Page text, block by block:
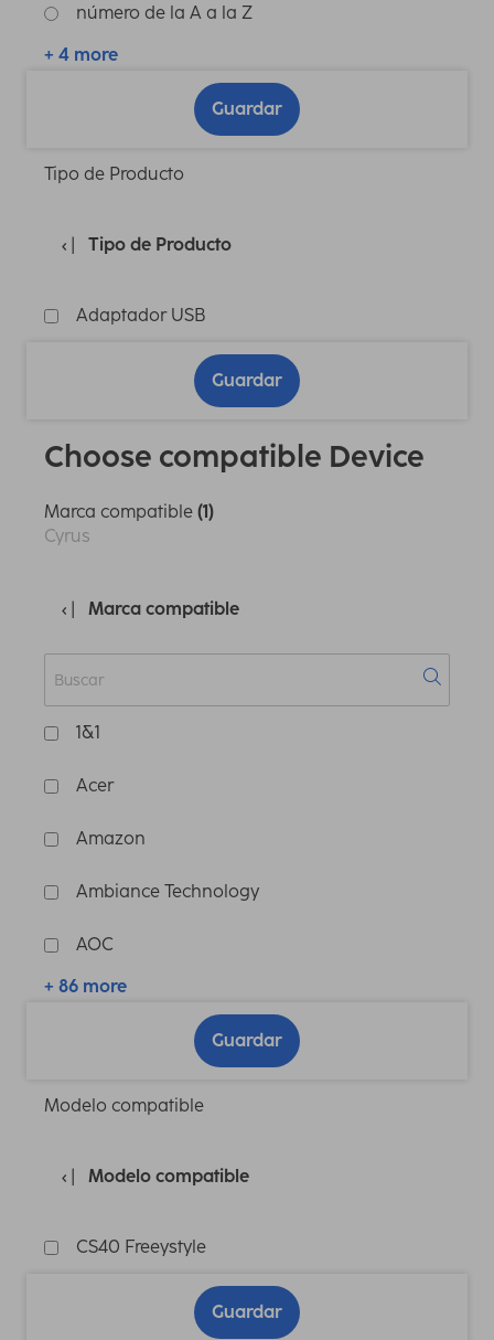
número de la A a la Z
+ 4 more
Guardar
Tipo de Producto
Tipo de Producto
Adaptador USB
Guardar
Choose compatible Device
Marca compatible (1)
Cyrus
Marca compatible
1&1
Acer
Amazon
Ambiance Technology
AOC
+ 86 more
Guardar
Modelo compatible
Modelo compatible
CS40 Freeystyle
Guardar